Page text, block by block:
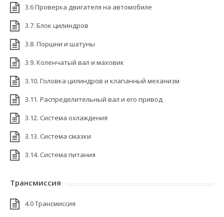
3.6 Проверка двигателя на автомобиле
3.7. Блок цилиндров
3.8. Поршни и шатуны
3.9. Коленчатый вал и маховик
3.10. Головка цилиндров и клапанный механизм
3.11. Распределительный вал и его привод
3.12. Система охлаждения
3.13. Система смазки
3.14. Система питания
Трансмиссия
4.0 Трансмиссия